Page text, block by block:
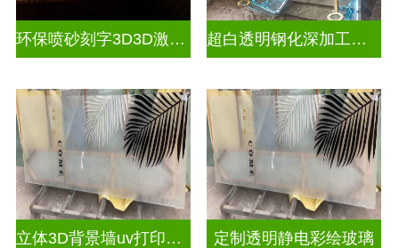
环保喷砂刻字3D3D激光内雕玻璃 超白透明钢化深加工激光内雕屏风
立体3D背景墙uv打印玻璃 定制透明静电彩绘玻璃